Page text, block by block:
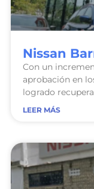
Nissan
Con un
aprobación en
logrado
LEER MÁS